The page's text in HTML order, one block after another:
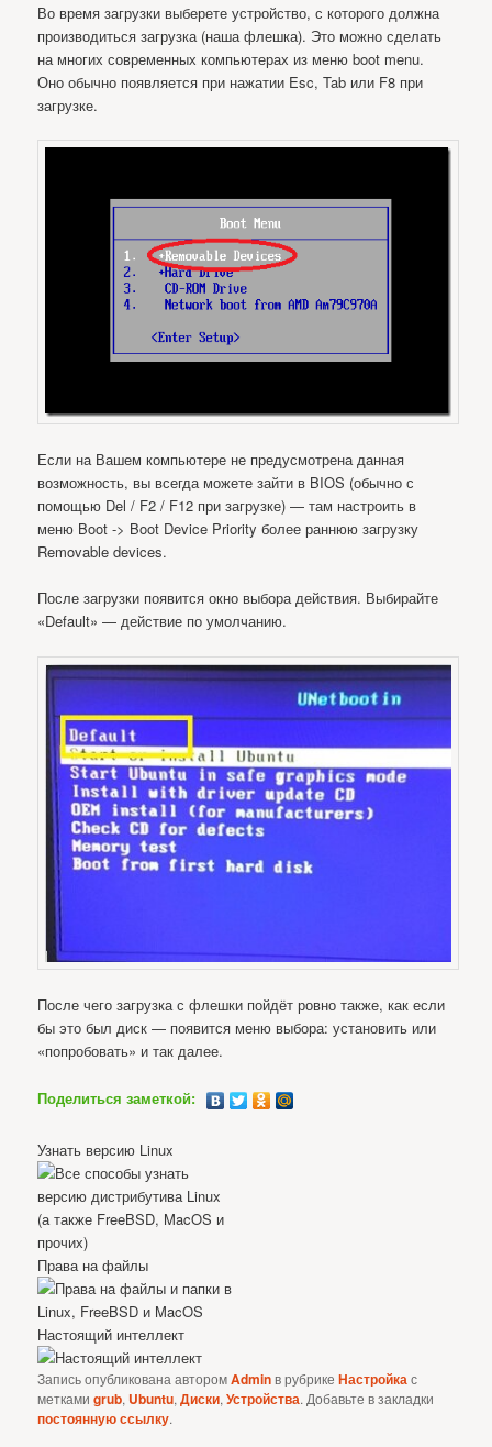
Во время загрузки выберете устройство, с которого должна
производиться загрузка (наша флешка). Это можно сделать
на многих современных компьютерах из меню boot menu.
Оно обычно появляется при нажатии Esc, Tab или F8 при
загрузке.
Если на Вашем компьютере не предусмотрена данная
возможность, вы всегда можете зайти в BIOS (обычно с
помощью Del / F2 / F12 при загрузке) — там настроить в
меню Boot -> Boot Device Priority более раннюю загрузку
Removable devices.
После загрузки появится окно выбора действия. Выбирайте
«Default» — действие по умолчанию.
После чего загрузка с флешки пойдёт ровно также, как если
бы это был диск — появится меню выбора: установить или
«попробовать» и так далее.
Поделиться заметкой:
Узнать версию Linux
Права на файлы
Настоящий интеллект
Запись опубликована авторомAdminв рубрикеНастройкас
меткамиgrub, Ubuntu,Диски,Устройства. Добавьте в закладки
постоянную ссылку.